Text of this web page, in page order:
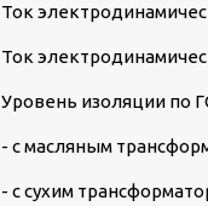
Ток
Ток
Уровень изоляции по
- с масляным
- с сухим